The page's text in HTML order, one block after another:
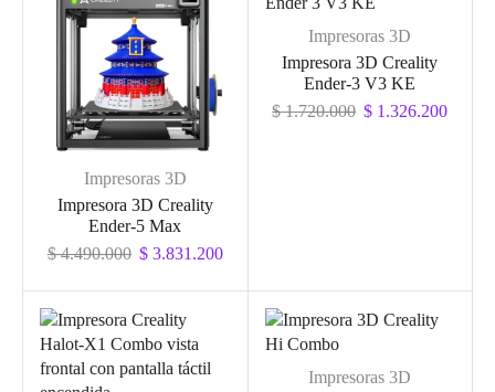
Impresoras 3D
Impresora 3D Creality
Ender-5 Max
$4.490.000 $3.831.200
Impresoras 3D
Impresora 3D Creality
Ender‑3 V3 KE
$1.720.000 $ 1.326.200
Impresoras 3D